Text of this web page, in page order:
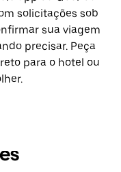
solicitações sob
sua viagem
precisar. Peça
para o hotel ou